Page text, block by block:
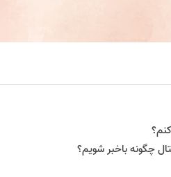
چگونه باخبر شویم؟